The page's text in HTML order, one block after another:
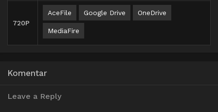
720P
AceFile Google Drive OneDrive
MediaFire
Komentar
Leave a Reply